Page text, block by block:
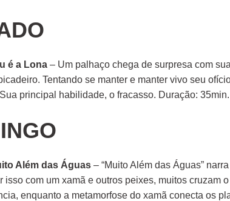
é a Lona – Um palhaço chega de surpresa com
Tentando se manter e manter vivo seu
principal habilidade, o fracasso. Duração:
Além das Águas – “Muito Além das Águas”
isso com um xamã e outros peixes, muitos cruzam
enquanto a metamorfose do xamã conecta os